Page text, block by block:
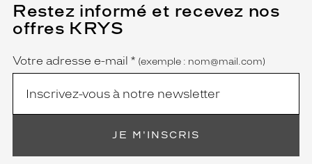
Restez informé et recevez nos
offres KRYS
Name
Votre adresse e-mail *
(Ce
champ
est
obligatoire)
(exemple : nom@mail.com)
JE M'INSCRIS